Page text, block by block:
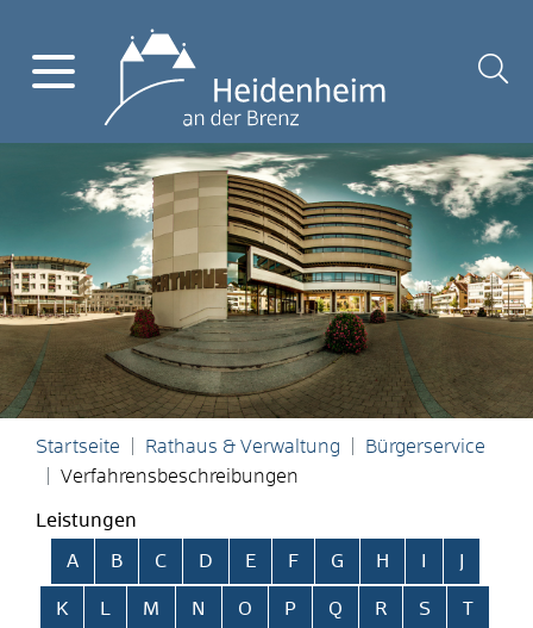
Startseite Rathaus & Verwaltung
Bürgerservice
Verfahrensbeschreibungen
Leistungen
Alphabetisches Register überspringen
A B C D E F G H
K L M N O P Q R S T